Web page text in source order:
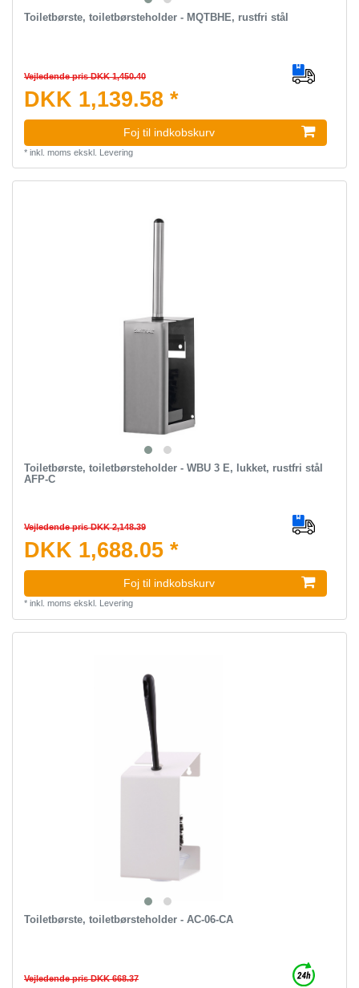
Toiletbørste, toiletbørsteholder - MQTBHE, rustfri stål
Vejledende pris DKK 1,450.40
DKK 1,139.58 *
Foj til indkobskurv
* inkl. moms ekskl. Levering
Toiletbørste, toiletbørsteholder - WBU 3 E, lukket, rustfri stål
AFP-C
Vejledende pris DKK 2,148.39
DKK 1,688.05 *
Foj til indkobskurv
* inkl. moms ekskl. Levering
Toiletbørste, toiletbørsteholder - AC-06-CA
Vejledende pris DKK 668.37